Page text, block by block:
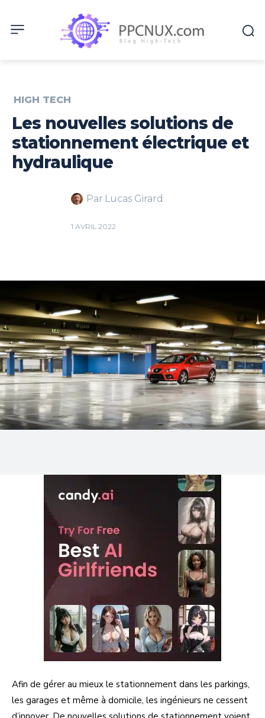
HIGH TECH
Les nouvelles solutions de
stationnement électrique et
hydraulique
Par Lucas Girard
1 AVRIL 2022
Afin de gérer au mieux le stationnement dans les parkings,
les garages et même à domicile, les ingénieurs ne cessent